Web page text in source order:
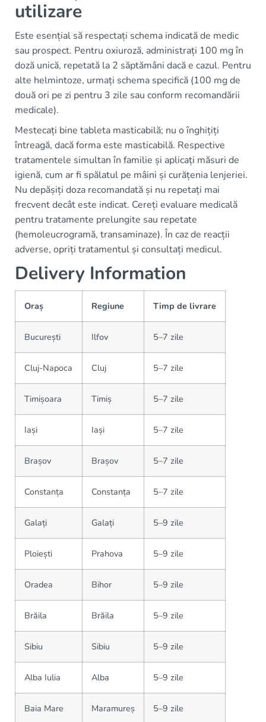
utilizare
Este esențial să respectați schema indicată de medic
sau prospect. Pentru oxiuroză, administrați 100 mg în
doză unică, repetată la 2 săptămâni dacă e cazul. Pentru
alte helmintoze, urmați schema specifică (100 mg de
două ori pe zi pentru 3 zile sau conform recomandării
medicale).
Mestecați bine tableta masticabilă; nu o înghițiți
întreagă, dacă forma este masticabilă. Respective
tratamentele simultan în familie și aplicați măsuri de
igienă, cum ar fi spălatul pe mâini și curățenia lenjeriei.
Nu depășiți doza recomandată și nu repetați mai
frecvent decât este indicat. Cereți evaluare medicală
pentru tratamente prelungite sau repetate
(hemoleucrogramă, transaminaze). În caz de reacții
adverse, opriți tratamentul și consultați medicul.
Delivery Information
Oraș Regiune Timp de livrare
București Ilfov 5–7 zile
Cluj-Napoca Cluj 5–7 zile
Timișoara Timiș 5–7 zile
Iași Iași 5–7 zile
Brașov Brașov 5–7 zile
Constanța Constanța 5–7 zile
Galați Galați 5–9 zile
Ploiești Prahova 5–9 zile
Oradea Bihor 5–9 zile
Brăila Brăila 5–9 zile
Sibiu Sibiu 5–9 zile
Alba Iulia Alba 5–9 zile
Baia Mare Maramureș 5–9 zile